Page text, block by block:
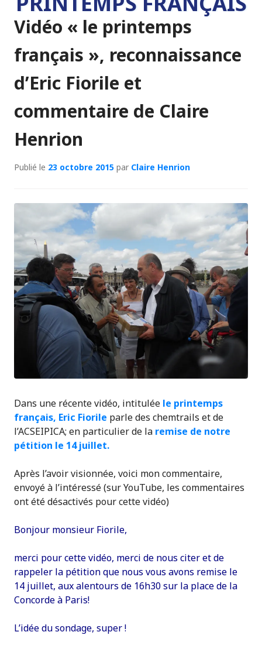
Vidéo « le printemps
français », reconnaissance
d’Eric Fiorile et
commentaire de Claire
Henrion
Publié le 23 octobre 2015 par Claire Henrion
Dans une récente vidéo, intitulée le printemps
français, Eric Fiorile parle des chemtrails et de
l’ACSEIPICA; en particulier de la remise de notre
pétition le 14 juillet.
Après l’avoir visionnée, voici mon commentaire,
envoyé à l’intéressé (sur YouTube, les commentaires
ont été désactivés pour cette vidéo)
Bonjour monsieur Fiorile,
merci pour cette vidéo, merci de nous citer et de
rappeler la pétition que nous vous avons remise le
14 juillet, aux alentours de 16h30 sur la place de la
Concorde à Paris!
L’idée du sondage, super !